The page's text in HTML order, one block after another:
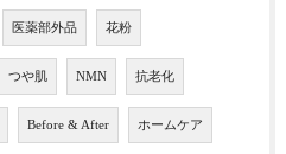
医薬部外品 花粉
つや肌 NMN 抗老化
Before & After ホームケア